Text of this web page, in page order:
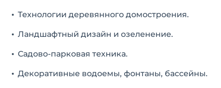
Технологии деревянного домостроения.
Ландшафтный дизайн и озеленение.
Садово-парковая техника.
Декоративные водоемы, фонтаны, бассейны.